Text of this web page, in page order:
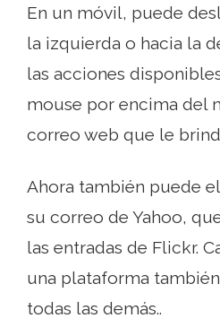
En un móvil, puede
la izquierda o hacia la
las acciones
mouse por encima del
correo web que le
Ahora también puede
su correo de Yahoo,
las entradas de Flickr.
una plataforma
todas las demás..